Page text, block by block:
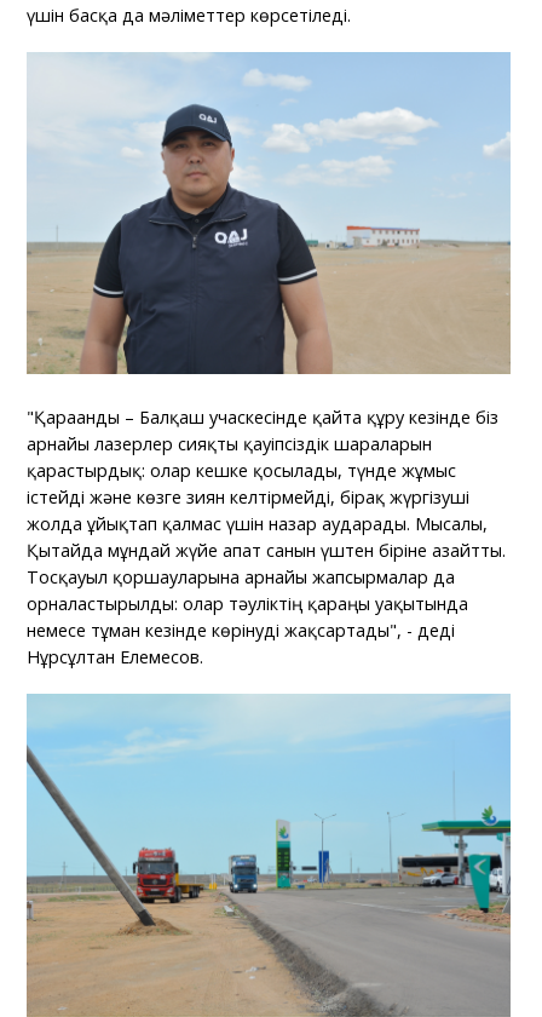
үшін басқа да мәліметтер көрсетіледі.
"Қарағанды – Балқаш учаскесінде қайта құру кезінде біз
арнайы лазерлер сияқты қауіпсіздік шараларын
қарастырдық: олар кешке қосылады, түнде жұмыс
істейді және көзге зиян келтірмейді, бірақ жүргізуші
жолда ұйықтап қалмас үшін назар аударады. Мысалы,
Қытайда мұндай жүйе апат санын үштен біріне азайтты.
Тосқауыл қоршауларына арнайы жапсырмалар да
орналастырылды: олар тәуліктің қараңғы уақытында
немесе тұман кезінде көрінуді жақсартады", - деді
Нұрсұлтан Елемесов.